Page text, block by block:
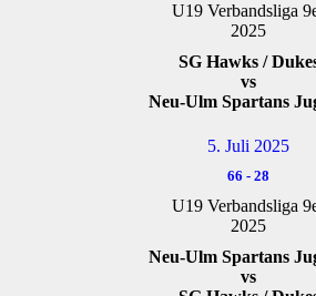
U19 Verbandsliga
2025
SG Hawks /
vs
Neu-Ulm Spartans
5. Juli 2025
66 - 28
U19 Verbandsliga
2025
Neu-Ulm Spartans
vs